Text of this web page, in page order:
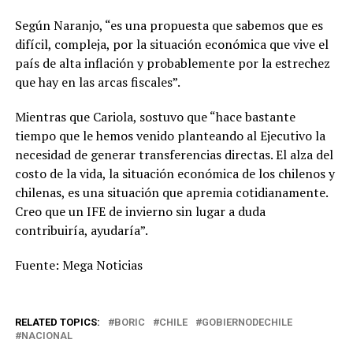
Según Naranjo, “es una propuesta que sabemos que es
difícil, compleja, por la situación económica que vive el
país de alta inflación y probablemente por la estrechez
que hay en las arcas fiscales”.
Mientras que Cariola, sostuvo que “hace bastante
tiempo que le hemos venido planteando al Ejecutivo la
necesidad de generar transferencias directas. El alza del
costo de la vida, la situación económica de los chilenos y
chilenas, es una situación que apremia cotidianamente.
Creo que un IFE de invierno sin lugar a duda
contribuiría, ayudaría”.
Fuente: Mega Noticias
RELATED TOPICS: BORIC CHILE
GOBIERNODECHILE
NACIONAL